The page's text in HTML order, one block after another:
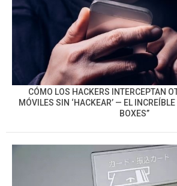
CÓMO LOS HACKERS INTERCEPTAN
MÓVILES SIN ‘HACKEAR’ — EL
BOXES”